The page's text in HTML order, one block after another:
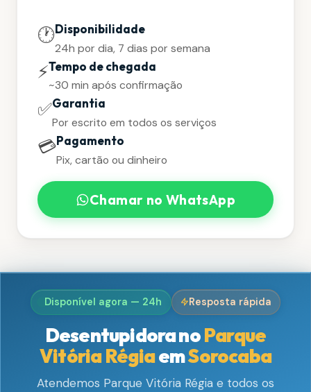
🕐Disponibilidade
24h por dia, 7 dias por semana
⚡Tempo de chegada
~30 min após confirmação
✅Garantia
Por escrito em todos os serviços
💳Pagamento
Pix, cartão ou dinheiro
Chamar no WhatsApp
Disponível agora — 24h Resposta rápida
Desentupidora noParque
Vitória RégiaemSorocaba
Atendemos Parque Vitória Régia e todos os